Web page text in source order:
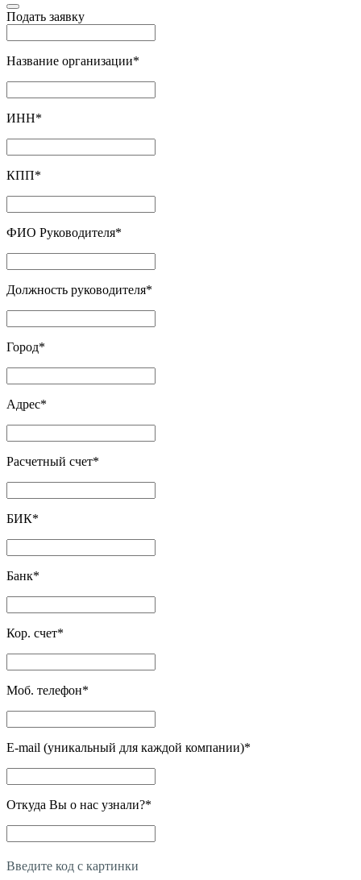
Подать заявку
Название организации*
ИНН*
КПП*
ФИО Руководителя*
Должность руководителя*
Город*
Адрес*
Расчетный счет*
БИК*
Банк*
Кор. счет*
Моб. телефон*
E-mail (уникальный для каждой компании)*
Откуда Вы о нас узнали?*
Введите код с картинки